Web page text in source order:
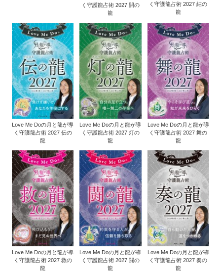
く守護龍占術 2027 開の
龍
く守護龍占術 2027 結の
龍
Love Me Doの月と龍が導
く守護龍占術 2027 伝の
龍
Love Me Doの月と龍が導
く守護龍占術 2027 灯の
龍
Love Me Doの月と龍が導
く守護龍占術 2027 舞の
龍
Love Me Doの月と龍が導
く守護龍占術 2027 救の
龍
Love Me Doの月と龍が導
く守護龍占術 2027 闘の
龍
Love Me Doの月と龍が導
く守護龍占術 2027 奏の
龍